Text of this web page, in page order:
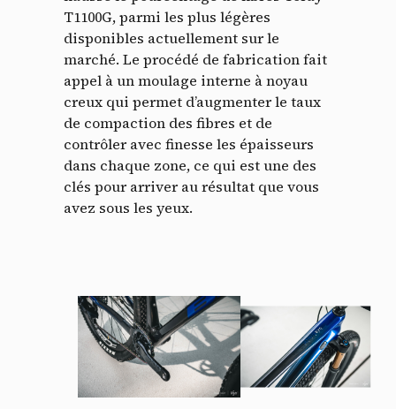
T1100G, parmi les plus légères
disponibles actuellement sur le
marché. Le procédé de fabrication fait
appel à un moulage interne à noyau
creux qui permet d’augmenter le taux
de compaction des fibres et de
contrôler avec finesse les épaisseurs
dans chaque zone, ce qui est une des
clés pour arriver au résultat que vous
avez sous les yeux.